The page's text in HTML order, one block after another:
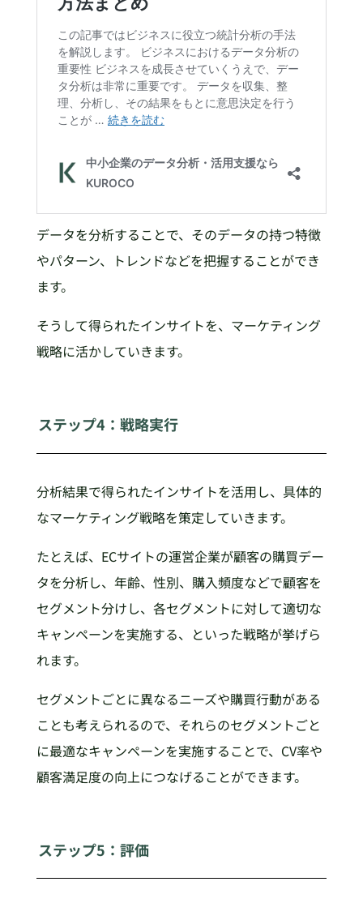
データを分析することで、そのデータの持つ特徴
やパターン、トレンドなどを把握することができ
ます。
そうして得られたインサイトを、マーケティング
戦略に活かしていきます。
ステップ4：戦略実行
分析結果で得られたインサイトを活用し、具体的
なマーケティング戦略を策定していきます。
たとえば、ECサイトの運営企業が顧客の購買デー
タを分析し、年齢、性別、購入頻度などで顧客を
セグメント分けし、各セグメントに対して適切な
キャンペーンを実施する、といった戦略が挙げら
れます。
セグメントごとに異なるニーズや購買行動がある
ことも考えられるので、それらのセグメントごと
に最適なキャンペーンを実施することで、CV率や
顧客満足度の向上につなげることができます。
ステップ5：評価